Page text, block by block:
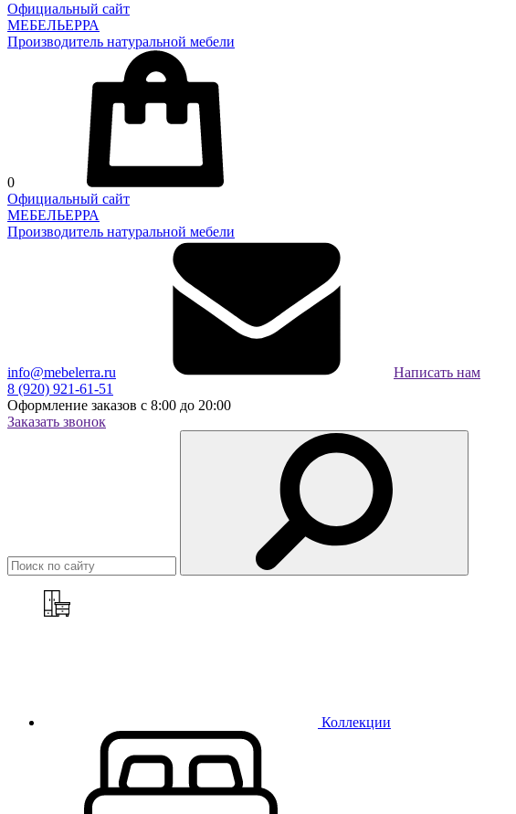
Официальный сайт
МЕБЕЛЬЕРРА
Производитель натуральной мебели
0
Официальный сайт
МЕБЕЛЬЕРРА
Производитель натуральной мебели
info@mebelerra.ru
Написать нам
8 (920) 921-61-51
Оформление заказов с 8:00 до 20:00
Заказать звонок
Коллекции